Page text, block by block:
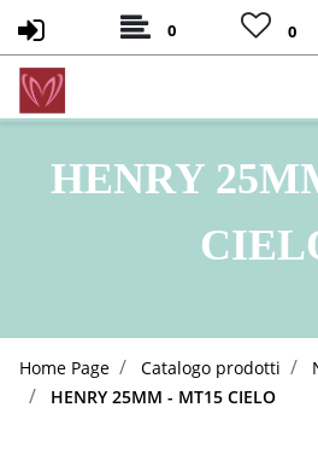
0 0
HENRY
Home Page Catalogo prodotti
HENRY 25MM - MT15 CIELO